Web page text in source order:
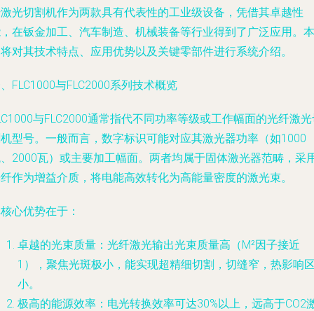
光切割机作为两款具有代表性的工业级设备，凭借其卓越性
在钣金加工、汽车制造、机械装备等行业得到了广泛应用。本
对其技术特点、应用优势以及关键零部件进行系统介绍。
FLC1000与FLC2000系列技术概览
与FLC2000通常指代不同功率等级或工作幅面的光纤激
型号。一般而言，数字标识可能对应其激光器功率（如1000
2000瓦）或主要加工幅面。两者均属于固体激光器范畴，采
作为增益介质，将电能高效转化为高能量密度的激光束。
心优势在于：
卓越的光束质量 ：光纤激光输出光束质量高（M²因子接近
1），聚焦光斑极小，能实现超精细切割，切缝窄，热影响
小。
极高的能源效率 ：电光转换效率可达30%以上，远高于CO2